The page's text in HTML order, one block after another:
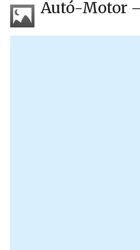
Autó-Motor –